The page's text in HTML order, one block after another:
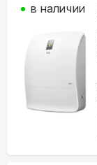
в наличии